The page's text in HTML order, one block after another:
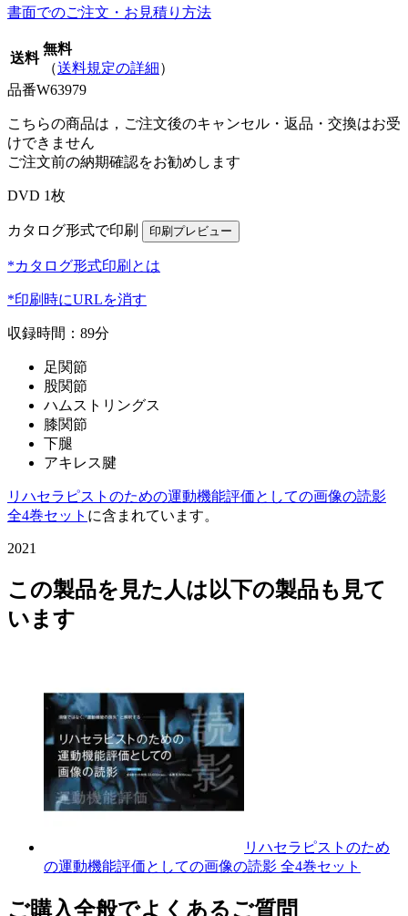
書面でのご注文・お見積り方法
送料
無料
（送料規定の詳細）
品番W63979
こちらの商品は，ご注文後のキャンセル・返品・交換はお受
けできません
ご注文前の納期確認をお勧めします
DVD 1枚
カタログ形式で印刷
*カタログ形式印刷とは
*印刷時にURLを消す
収録時間：89分
足関節
股関節
ハムストリングス
膝関節
下腿
アキレス腱
リハセラピストのための運動機能評価としての画像の読影
全4巻セット に含まれています。
2021
この製品を見た人は以下の製品も見て
います
リハセラピストのため
の運動機能評価としての画像の読影 全4巻セット
ご購入全般でよくあるご質問